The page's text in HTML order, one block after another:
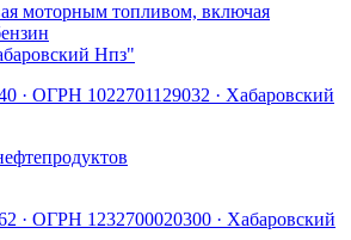
моторным топливом, включая
Нпз"
· ОГРН 1022701129032 · Хабаровский
· ОГРН 1232700020300 · Хабаровский